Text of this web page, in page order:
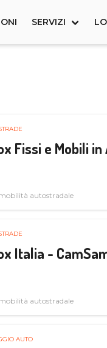
SERVIZI
Fissi e Mobili
autostradale
Italia -
autostradale
AUTO